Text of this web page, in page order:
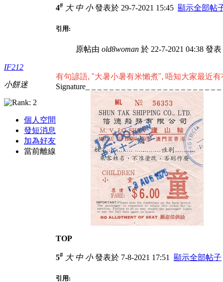
IF212
小餅迷
個人空間
發短消息
加為好友
當前離線
4# 大 中 小發表於 29-7-2021 15:45 顯示全部帖
引用:
原帖由 old8woman 於 22-7-2021 04:38 發表
有句諺語, "大暑小暑有米懶煮", 唔知大家最近
Signature_ _ _ _ _ _ _ _ _ _ _ _ _ _ _ _ _ _ _ _ _ _
TOP
5# 大 中 小發表於 7-8-2021 17:51 顯示全部帖子
引用: